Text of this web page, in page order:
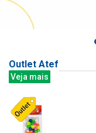
Outlet Atef
Veja mais